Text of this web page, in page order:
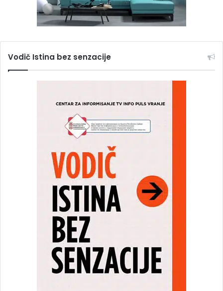
Vodič Istina bez senzacije